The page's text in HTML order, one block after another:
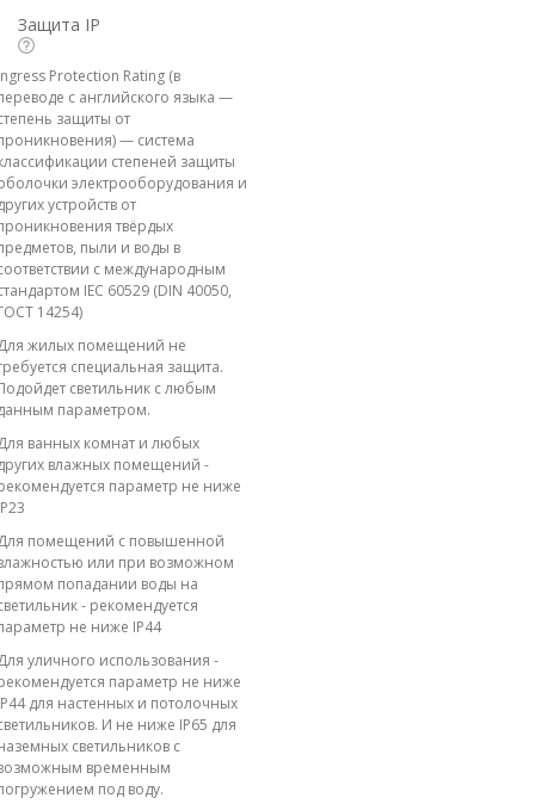
Защита IP
Protection Rating (в
с английского языка —
защиты от
— система
степеней защиты
электрооборудования и
устройств от
твёрдых
пыли и воды в
с международным
IEC 60529 (DIN 40050,
14254)
жилых помещений не
специальная защита.
светильник с любым
параметром.
ванных комнат и любых
влажных помещений -
параметр не ниже
помещений с повышенной
или при возможном
попадании воды на
- рекомендуется
не ниже IP44
уличного использования -
параметр не ниже
для настенных и потолочных
И не ниже IP65 для
светильников с
временным
под воду.